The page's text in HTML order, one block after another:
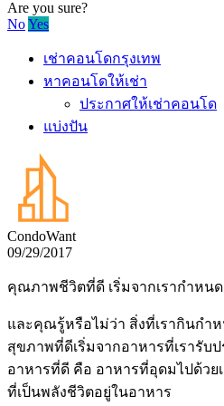
Are you sure?
NoYes
เช่าคอนโดกรุงเทพ
หาคอนโดให้เช่า
ประกาศให้เช่าคอนโด
แบ่งปัน
CondoWant
09/29/2017
คุณภาพชีวิตที่ดี เริ่มจากเรากำหน
และคุณรู้หรือไม่ว่า สิ่งที่เรากินกำห
สุขภาพที่ดีเริ่มจากอาหารที่เรารับ
อาหารที่ดี คือ อาหารที่อุดมไปด้วย
ที่เป็นพลังชีวิตอยู่ในอาหาร